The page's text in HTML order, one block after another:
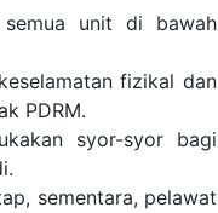
semua unit di bawah
fizikal dan
PDRM.
syor-syor bagi
sementara, pelawat